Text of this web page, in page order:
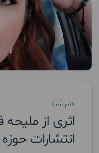
قلم شما
اثری از
انتشارات